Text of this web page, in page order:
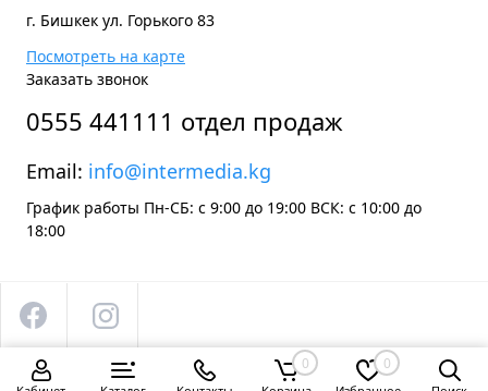
г. Бишкек ул. Горького 83
Посмотреть на карте
Заказать звонок
0555 441111 отдел продаж
Email: info@intermedia.kg
График работы Пн-СБ: с 9:00 до 19:00 ВСК: с 10:00 до
18:00
0 0